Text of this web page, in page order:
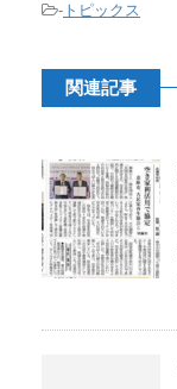
- トピックス
関連記事